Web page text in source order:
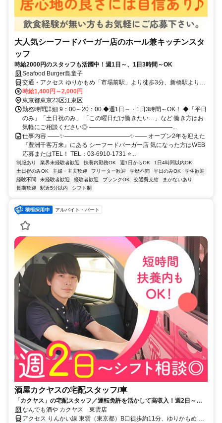
大人気シーフードバーガー店のホール兼キッチンスタ
ッフ
時給2000円のスタッフも活躍中！週1日～、1日3時間～OK
Seafood Burger島童子
交通・アクセス ゆりかもめ「市場前駅」より徒歩3分、新橋駅よりバ
ス10分
時給1,400円～2,000円
東京都東京23区江東区
勤務時間詳細 9：00～20：00 ◆週1日～・1日3時間～OK！ ◆「平日
のみ」「土日祝のみ」 「この曜日だけ働きたい…」など 働き方はお
気軽にご相談ください◎ ――――――――――――――...
仕事内容 ――✨―――――――――――✨―― オープン2年を迎えた
『豊洲千客万来』にある シーフードバーガー店 気になった方はWEB
応募またはTEL！ TEL：03-6910-1731 ⭐...
制服あり 業界未経験者歓迎 扶養内勤務OK 週1日からOK
1日4時間以内OK
土日祝のみOK
主婦・主夫歓迎 フリーター歓迎 学歴不問 平日のみOK
学生歓迎
経験不問
未経験者歓迎 経験者歓迎 ブランクOK 交通費支給
まかないあり
長期歓迎
駅近5分以内 シフト制
アルバイト・パート
酒屋カクヤスの宅配スタッフ/車
「カクヤス」の宅配スタッフ／運転免許を活かして高収入！週2日～、
シフト自由◎
なんでも酒や カクヤス 東雲店
アクセス りんかい線 東雲（東京都）B口徒歩約11分、ゆりかもめ 有